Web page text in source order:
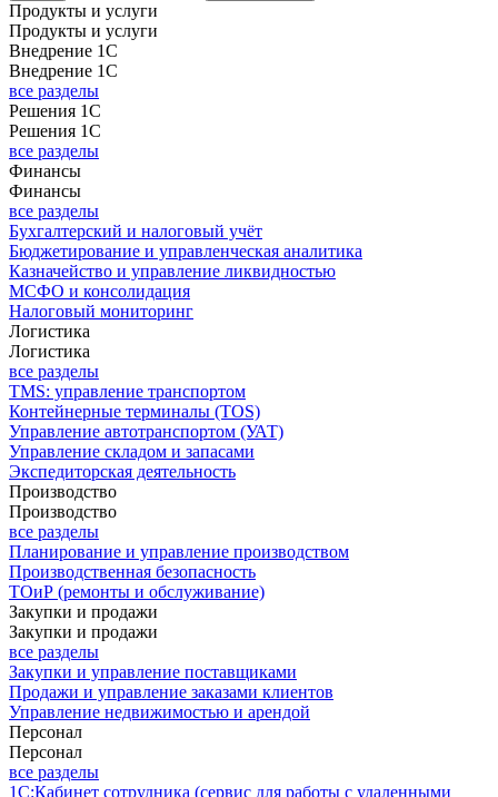
Продукты и услуги
Продукты и услуги
Внедрение 1С
Внедрение 1С
все разделы
Решения 1С
Решения 1С
все разделы
Финансы
Финансы
все разделы
Бухгалтерский и налоговый учёт
Бюджетирование и управленческая аналитика
Казначейство и управление ликвидностью
МСФО и консолидация
Налоговый мониторинг
Логистика
Логистика
все разделы
TMS: управление транспортом
Контейнерные терминалы (TOS)
Управление автотранспортом (УАТ)
Управление складом и запасами
Экспедиторская деятельность
Производство
Производство
все разделы
Планирование и управление производством
Производственная безопасность
ТОиР (ремонты и обслуживание)
Закупки и продажи
Закупки и продажи
все разделы
Закупки и управление поставщиками
Продажи и управление заказами клиентов
Управление недвижимостью и арендой
Персонал
Персонал
все разделы
1С:Кабинет сотрудника (сервис для работы с удаленными